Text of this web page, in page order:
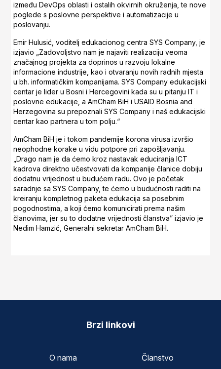
između DevOps oblasti i ostalih okvirnih okruženja, te nove
poglede s poslovne perspektive i automatizacije u
poslovanju.
Emir Hulusić, voditelj edukacionog centra SYS Company, je
izjavio „Zadovoljstvo nam je najaviti realizaciju veoma
značajnog projekta za doprinos u razvoju lokalne
informacione industrije, kao i otvaranju novih radnih mjesta
u bh. informatičkim kompanijama. SYS Company edukacijski
centar je lider u Bosni i Hercegovini kada su u pitanju IT i
poslovne edukacije, a AmCham BiH i USAID Bosnia and
Herzegovina su prepoznali SYS Company i naš edukacijski
centar kao partnera u tom polju.“
AmCham BiH je i tokom pandemije korona virusa izvršio
neophodne korake u vidu potpore pri zapošljavanju.
„Drago nam je da ćemo kroz nastavak educiranja ICT
kadrova direktno učestvovati da kompanije članice dobiju
dodatnu vrijednost u budućem radu. Ovo je početak
saradnje sa SYS Company, te ćemo u budućnosti raditi na
kreiranju kompletnog paketa edukacija sa posebnim
pogodnostima, a koji ćemo komunicirati prema našim
članovima, jer su to dodatne vrijednosti članstva” izjavio je
Nedim Hamzić, Generalni sekretar AmCham BiH.
Brzi linkovi
O nama
Članstvo